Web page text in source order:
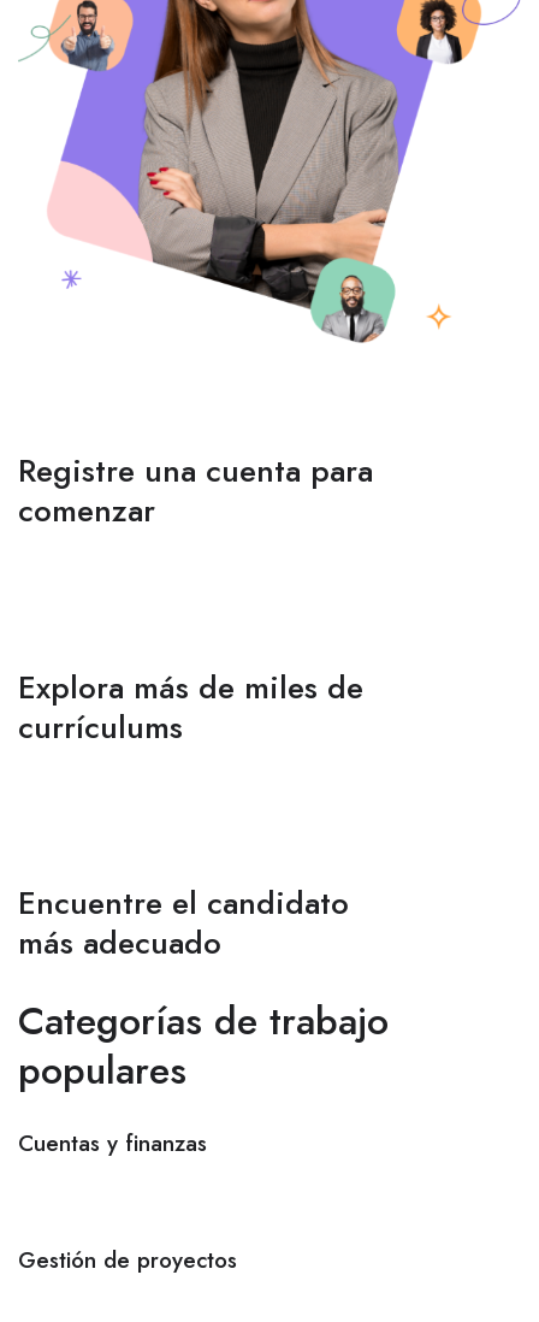
Registre una cuenta para
comenzar
Explora más de miles de
currículums
Encuentre el candidato
más adecuado
Categorías de trabajo
populares
Cuentas y finanzas
Gestión de proyectos